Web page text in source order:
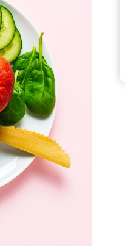
Comment gérer le
sommeil des enfants en
vacances ?
Bilan prévention : ce que
les kinés pourront
bientôt faire
TDAH : quel est ce
traitement autorisé aux
États-Unis ?